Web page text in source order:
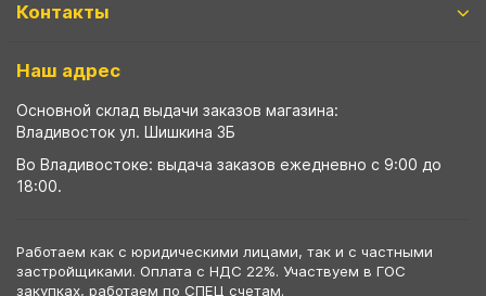
Контакты
Наш адрес
Основной склад выдачи заказов магазина:
Владивосток ул. Шишкина 3Б
Во Владивостоке: выдача заказов ежедневно с 9:00 до
18:00.
Работаем как с юридическими лицами, так и с частными
застройщиками. Оплата с НДС 22%. Участвуем в ГОС
закупках, работаем по СПЕЦ счетам.